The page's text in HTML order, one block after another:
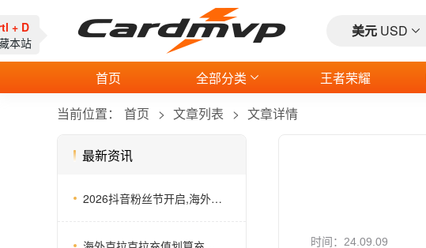
+ D
本站
美元 USD
首页 全部分类 王者荣耀
当前位置：
首页 文章列表 文章详情
最新资讯
2026抖音粉丝节开启,海外抖音充值这个宝藏平台你试一下
时间： 24.09.09